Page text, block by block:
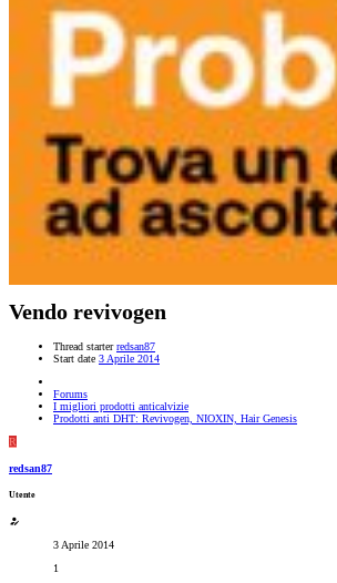
Vendo revivogen
Thread starter redsan87
Start date 3 Aprile 2014
Forums
I migliori prodotti anticalvizie
Prodotti anti DHT: Revivogen, NIOXIN, Hair Genesis
R
redsan87
Utente
3 Aprile 2014
1